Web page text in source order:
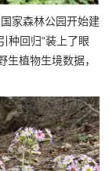
家森林公园开始建
种回归“装上了眼
生植物生境数据，